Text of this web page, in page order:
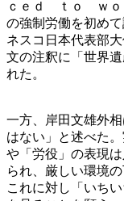
ｃｅｄ ｔｏ ｗｏ
の強制労働を初め
ネスコ日本代表部
文の注釈に「世界
れた。
一方、岸田文雄外
はない」と述べた
や「労役」の表現
られ、厳しい環境
これに対し「いち